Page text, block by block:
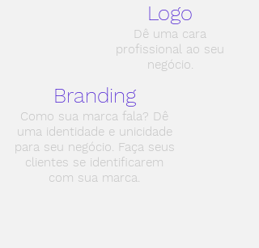
Logo
Dê uma cara
profissional ao seu
negócio.
Branding
Como sua marca fala? Dê
uma identidade e unicidade
para seu negócio. Faça seus
clientes se identificarem
com sua marca.